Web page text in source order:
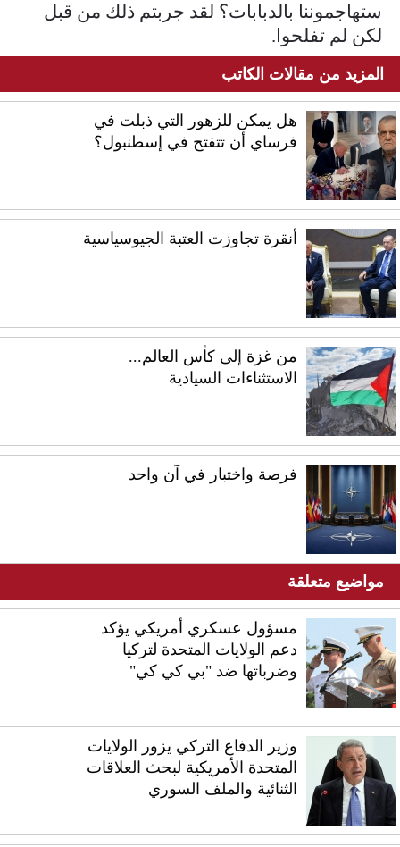
ستهاجموننا بالدبابات؟ لقد جربتم ذلك من قبل
لكن لم تفلحوا.
المزيد من مقالات الكاتب
هل يمكن للزهور التي ذبلت في
فرساي أن تتفتح في إسطنبول؟
أنقرة تجاوزت العتبة الجيوسياسية
من غزة إلى كأس العالم...
الاستثناءات السيادية
فرصة واختبار في آن واحد
مواضيع متعلقة
مسؤول عسكري أمريكي يؤكد
دعم الولايات المتحدة لتركيا
وضرباتها ضد "بي كي كي"
وزير الدفاع التركي يزور الولايات
المتحدة الأمريكية لبحث العلاقات
الثنائية والملف السوري